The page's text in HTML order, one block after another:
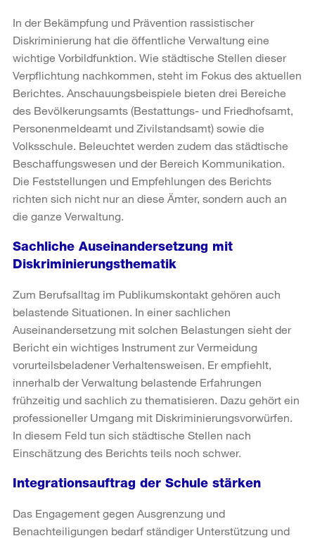
In der Bekämpfung und Prävention rassistischer
Diskriminierung hat die öffentliche Verwaltung eine
wichtige Vorbildfunktion. Wie städtische Stellen dieser
Verpflichtung nachkommen, steht im Fokus des aktuellen
Berichtes. Anschauungsbeispiele bieten drei Bereiche
des Bevölkerungsamts (Bestattungs- und Friedhofsamt,
Personenmeldeamt und Zivilstandsamt) sowie die
Volksschule. Beleuchtet werden zudem das städtische
Beschaffungswesen und der Bereich Kommunikation.
Die Feststellungen und Empfehlungen des Berichts
richten sich nicht nur an diese Ämter, sondern auch an
die ganze Verwaltung.
Sachliche Auseinandersetzung mit
Diskriminierungsthematik
Zum Berufsalltag im Publikumskontakt gehören auch
belastende Situationen. In einer sachlichen
Auseinandersetzung mit solchen Belastungen sieht der
Bericht ein wichtiges Instrument zur Vermeidung
vorurteilsbeladener Verhaltensweisen. Er empfiehlt,
innerhalb der Verwaltung belastende Erfahrungen
frühzeitig und sachlich zu thematisieren. Dazu gehört ein
professioneller Umgang mit Diskriminierungsvorwürfen.
In diesem Feld tun sich städtische Stellen nach
Einschätzung des Berichts teils noch schwer.
Integrationsauftrag der Schule stärken
Das Engagement gegen Ausgrenzung und
Benachteiligungen bedarf ständiger Unterstützung und